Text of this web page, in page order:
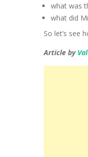
what was
what did
So let’s see
Article by